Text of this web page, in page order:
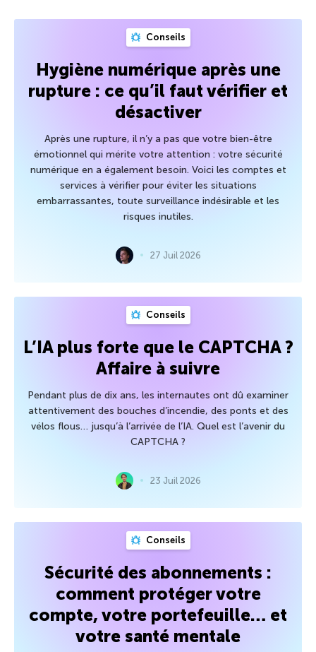
Conseils
Hygiène numérique après une
rupture : ce qu’il faut vérifier et
désactiver
Après une rupture, il n’y a pas que votre bien-être
émotionnel qui mérite votre attention : votre sécurité
numérique en a également besoin. Voici les comptes et
services à vérifier pour éviter les situations
embarrassantes, toute surveillance indésirable et les
risques inutiles.
27 Juil 2026
Conseils
L’IA plus forte que le CAPTCHA ?
Affaire à suivre
Pendant plus de dix ans, les internautes ont dû examiner
attentivement des bouches d’incendie, des ponts et des
vélos flous… jusqu’à l’arrivée de l’IA. Quel est l’avenir du
CAPTCHA ?
23 Juil 2026
Conseils
Sécurité des abonnements :
comment protéger votre
compte, votre portefeuille… et
votre santé mentale